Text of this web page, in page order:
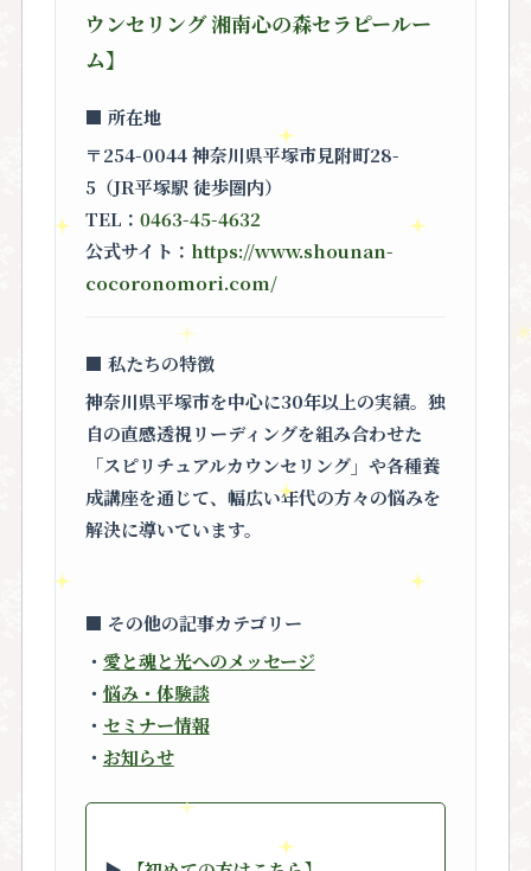
ウンセリング 湘南心の森セラピールー
ム】
■ 所在地
〒254-0044 神奈川県平塚市見附町28-
5（JR平塚駅 徒歩圏内）
TEL： 0463-45-4632
公式サイト： https://www.shounan-
cocoronomori.com/
■ 私たちの特徴
神奈川県平塚市を中心に30年以上の実績。独
自の直感透視リーディングを組み合わせた
「スピリチュアルカウンセリング」 や各種養
成講座を通じて、幅広い年代の方々の悩みを
解決に導いています。
■ その他の記事カテゴリー
・ 愛と魂と光へのメッセージ
・ 悩み・体験談
・ セミナー情報
・ お知らせ